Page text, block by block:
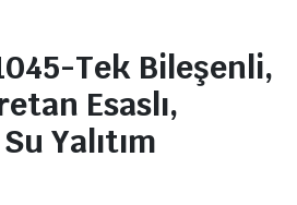
Tek Bileşenli,
Esaslı,
Yalıtım